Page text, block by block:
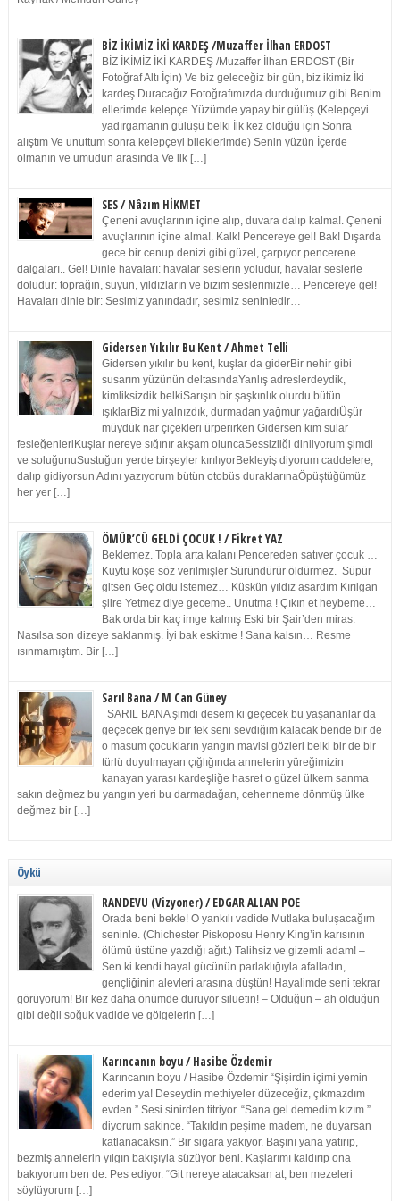
BİZ İKİMİZ İKİ KARDEŞ /Muzaffer İlhan ERDOST
BİZ İKİMİZ İKİ KARDEŞ /Muzaffer İlhan ERDOST (Bir
Fotoğraf Altı İçin) Ve biz geleceğiz bir gün, biz ikimiz İki
kardeş Duracağız Fotoğrafımızda durduğumuz gibi Benim
ellerimde kelepçe Yüzümde yapay bir gülüş (Kelepçeyi
yadırgamanın gülüşü belki İlk kez olduğu için Sonra
alıştım Ve unuttum sonra kelepçeyi bileklerimde) Senin yüzün İçerde
olmanın ve umudun arasında Ve ilk […]
SES / Nâzım HİKMET
Çeneni avuçlarının içine alıp, duvara dalıp kalma!. Çeneni
avuçlarının içine alma!. Kalk! Pencereye gel! Bak! Dışarda
gece bir cenup denizi gibi güzel, çarpıyor pencerene
dalgaları.. Gel! Dinle havaları: havalar seslerin yoludur, havalar seslerle
doludur: toprağın, suyun, yıldızların ve bizim seslerimizle… Pencereye gel!
Havaları dinle bir: Sesimiz yanındadır, sesimiz seninledir…
Gidersen Yıkılır Bu Kent / Ahmet Telli
Gidersen yıkılır bu kent, kuşlar da giderBir nehir gibi
susarım yüzünün deltasındaYanlış adreslerdeydik,
kimliksizdik belkiSarışın bir şaşkınlık olurdu bütün
ışıklarBiz mi yalnızdık, durmadan yağmur yağardıÜşür
müydük nar çiçekleri ürperirken Gidersen kim sular
fesleğenleriKuşlar nereye sığınır akşam oluncaSessizliği dinliyorum şimdi
ve soluğunuSustuğun yerde birşeyler kırılıyorBekleyiş diyorum caddelere,
dalıp gidiyorsun Adını yazıyorum bütün otobüs duraklarınaÖpüştüğümüz
her yer […]
ÖMÜR’CÜ GELDİ ÇOCUK ! / Fikret YAZ
Beklemez. Topla arta kalanı Pencereden satıver çocuk …
Kuytu köşe söz verilmişler Süründürür öldürmez. Süpür
gitsen Geç oldu istemez… Küskün yıldız asardım Kırılgan
şiire Yetmez diye geceme.. Unutma ! Çıkın et heybeme…
Bak orda bir kaç imge kalmış Eski bir Şair’den miras.
Nasılsa son dizeye saklanmış. İyi bak eskitme ! Sana kalsın… Resme
ısınmamıştım. Bir […]
Sarıl Bana / M Can Güney
SARIL BANA şimdi desem ki geçecek bu yaşananlar da
geçecek geriye bir tek seni sevdiğim kalacak bende bir de
o masum çocukların yangın mavisi gözleri belki bir de bir
türlü duyulmayan çığlığında annelerin yüreğimizin
kanayan yarası kardeşliğe hasret o güzel ülkem sanma
sakın değmez bu yangın yeri bu darmadağan, cehenneme dönmüş ülke
değmez bir […]
Öykü
RANDEVU (Vizyoner) / EDGAR ALLAN POE
Orada beni bekle! O yankılı vadide Mutlaka buluşacağım
seninle. (Chichester Piskoposu Henry King’in karısının
ölümü üstüne yazdığı ağıt.) Talihsiz ve gizemli adam! –
Sen ki kendi hayal gücünün parlaklığıyla afalladın,
gençliğinin alevleri arasına düştün! Hayalimde seni tekrar
görüyorum! Bir kez daha önümde duruyor siluetin! – Olduğun – ah olduğun
gibi değil soğuk vadide ve gölgelerin […]
Karıncanın boyu / Hasibe Özdemir
Karıncanın boyu / Hasibe Özdemir “Şişirdin içimi yemin
ederim ya! Deseydin methiyeler düzeceğiz, çıkmazdım
evden.” Sesi sinirden titriyor. “Sana gel demedim kızım.”
diyorum sakince. “Takıldın peşime madem, ne duyarsan
katlanacaksın.” Bir sigara yakıyor. Başını yana yatırıp,
bezmiş annelerin yılgın bakışıyla süzüyor beni. Kaşlarımı kaldırıp ona
bakıyorum ben de. Pes ediyor. “Git nereye atacaksan at, ben mezeleri
söylüyorum […]